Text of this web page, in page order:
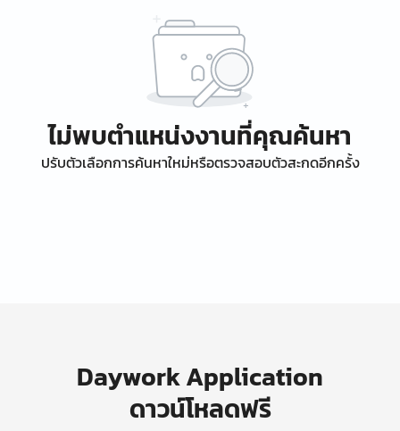
ไม่พบตำแหน่งงานที่คุณค้นหา
ปรับตัวเลือกการค้นหาใหม่หรือตรวจสอบตัวสะกดอีกครั้ง
Daywork Application
ดาวน์โหลดฟรี